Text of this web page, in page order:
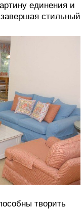
единения и
стильный
творить